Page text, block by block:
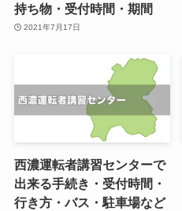
持ち物・受付時間・期間
2021年7月17日
西濃運転者講習センターで
出来る手続き・受付時間・
行き方・バス・駐車場など